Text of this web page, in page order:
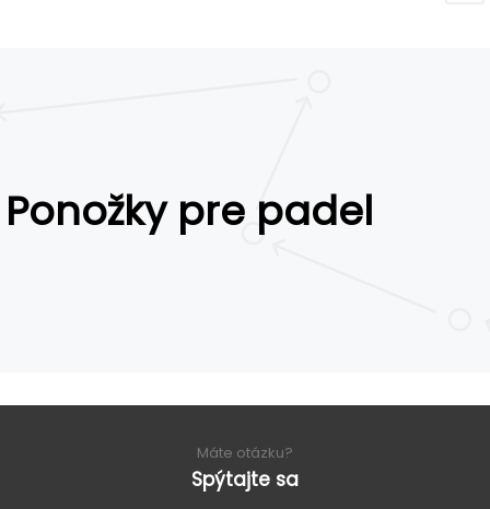
Ponožky pre padel
Máte otázku?
Spýtajte sa